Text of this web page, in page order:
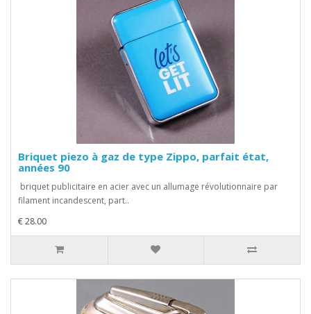
Briquet piezo à gaz de type Zippo, parfait état,
années 90
briquet publicitaire en acier avec un allumage révolutionnaire par
filament incandescent, part..
€ 28.00